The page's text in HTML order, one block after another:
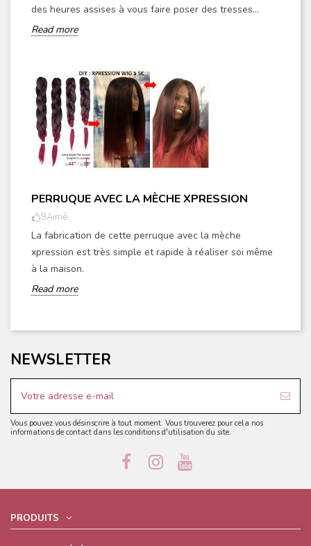
des heures assises à vous faire poser des tresses...
Read more
PERRUQUE AVEC LA MÈCHE XPRESSION
9Aimé
La fabrication de cette perruque avec la mèche
xpression est très simple et rapide à réaliser soi même
à la maison.
Read more
NEWSLETTER
Vous pouvez vous désinscrire à tout moment. Vous trouverez pour cela nos
informations de contact dans les conditions d'utilisation du site.
PRODUITS